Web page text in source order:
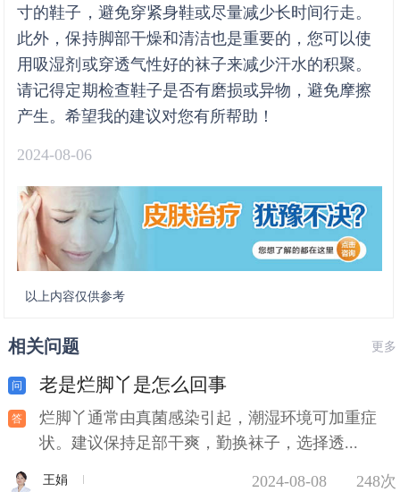
寸的鞋子，避免穿紧身鞋或尽量减少长时间行走。
此外，保持脚部干燥和清洁也是重要的，您可以使
用吸湿剂或穿透气性好的袜子来减少汗水的积聚。
请记得定期检查鞋子是否有磨损或异物，避免摩擦
产生。希望我的建议对您有所帮助！
2024-08-06
以上内容仅供参考
相关问题 更多
老是烂脚丫是怎么回事
烂脚丫通常由真菌感染引起，潮湿环境可加重症
状。建议保持足部干爽，勤换袜子，选择透...
王娟 2024-08-08 248次